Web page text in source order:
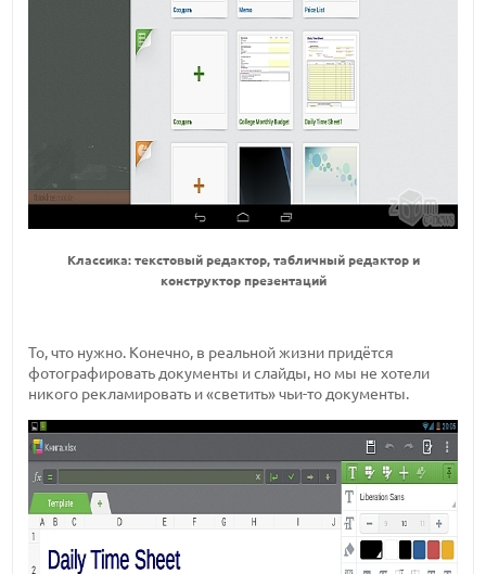
Классика: текстовый редактор, табличный редактор и
конструктор презентаций
То, что нужно. Конечно, в реальной жизни придётся
фотографировать документы и слайды, но мы не хотели
никого рекламировать и «светить» чьи-то документы.